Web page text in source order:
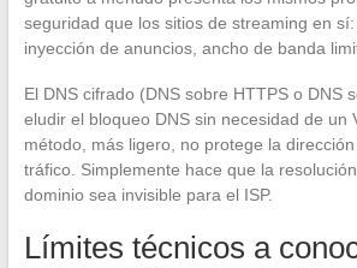
seguridad que los sitios de streaming en
inyección de anuncios, ancho de banda
El DNS cifrado (DNS sobre HTTPS o DNS
eludir el bloqueo DNS sin necesidad de un
método, más ligero, no protege la
tráfico. Simplemente hace que la
dominio sea invisible para el ISP.
Límites técnicos a